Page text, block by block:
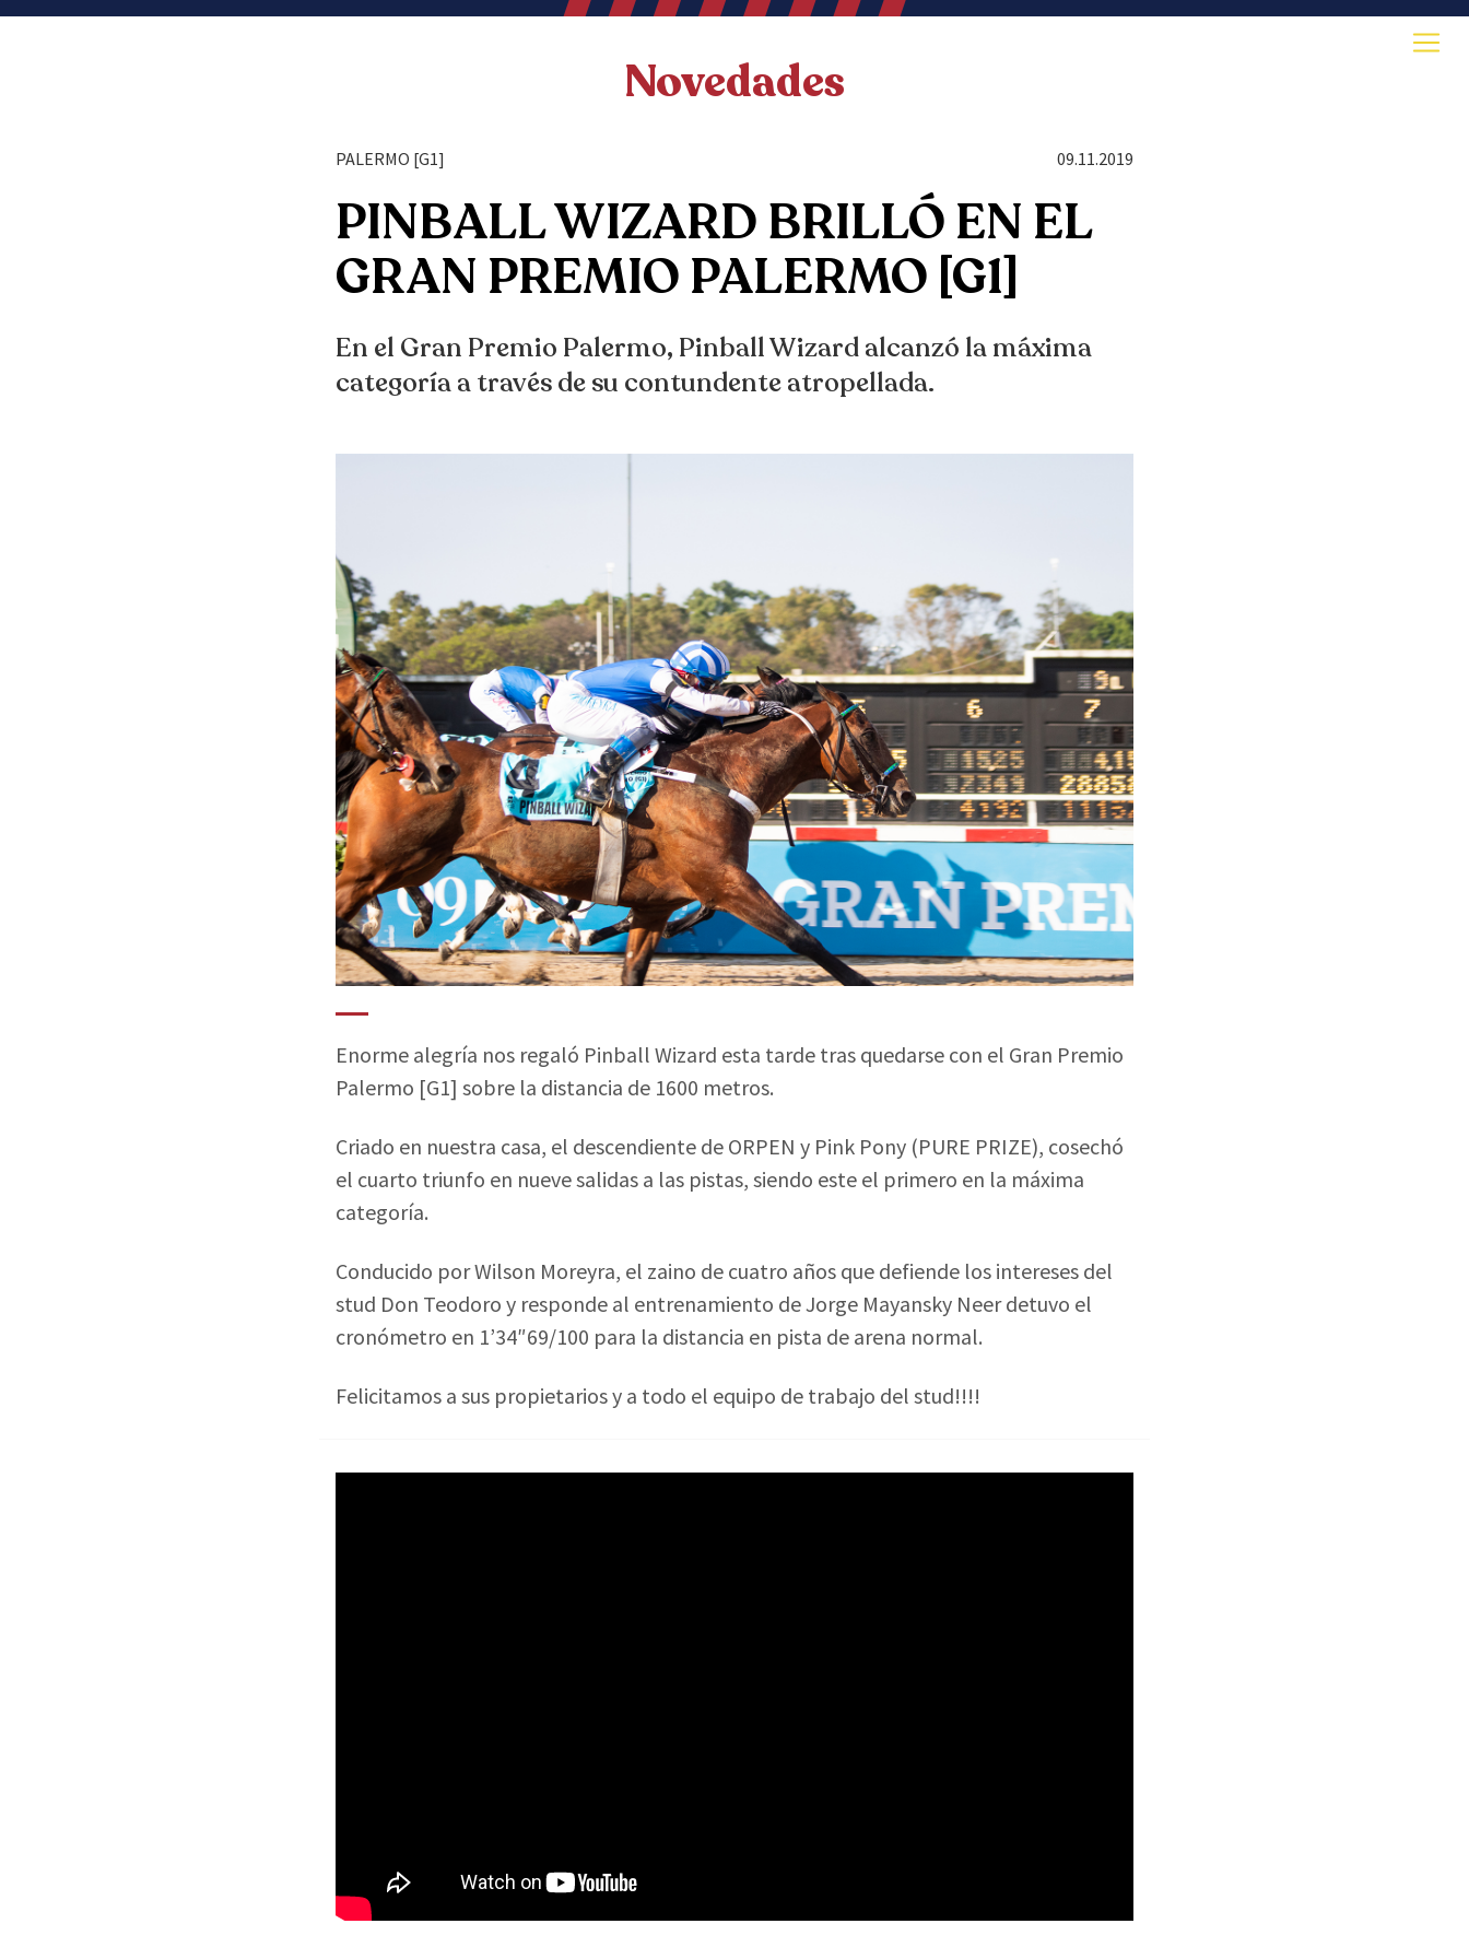
Novedades
PALERMO [G1] 09.11.2019
PINBALL WIZARD BRILLÓ EN EL
GRAN PREMIO PALERMO [G1]
En el Gran Premio Palermo, Pinball Wizard alcanzó la máxima
categoría a través de su contundente atropellada.
Enorme alegría nos regaló Pinball Wizard esta tarde tras quedarse con el Gran Premio
Palermo [G1] sobre la distancia de 1600 metros.
Criado en nuestra casa, el descendiente de ORPEN y Pink Pony (PURE PRIZE), cosechó
el cuarto triunfo en nueve salidas a las pistas, siendo este el primero en la máxima
categoría.
Conducido por Wilson Moreyra, el zaino de cuatro años que defiende los intereses del
stud Don Teodoro y responde al entrenamiento de Jorge Mayansky Neer detuvo el
cronómetro en 1’34″69/100 para la distancia en pista de arena normal.
Felicitamos a sus propietarios y a todo el equipo de trabajo del stud!!!!